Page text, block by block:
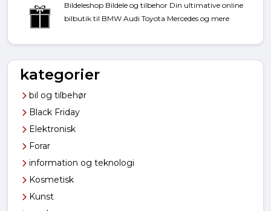
Bildeleshop Bildele og tilbehor Din ultimative online
bilbutik til BMW Audi Toyota Mercedes og mere
kategorier
bil og tilbehør
Black Friday
Elektronisk
Forar
information og teknologi
Kosmetisk
Kunst